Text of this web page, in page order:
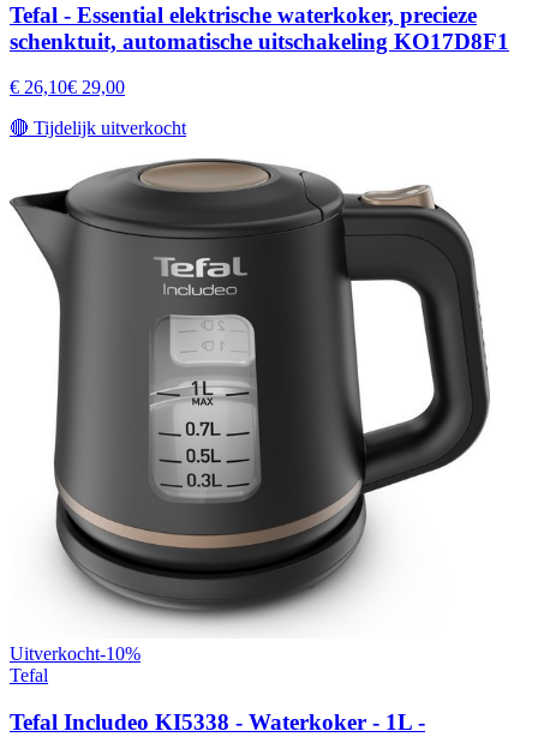
Tefal - Essential elektrische waterkoker, precieze
schenktuit, automatische uitschakeling KO17D8F1
€ 26,10€ 29,00
🔴 Tijdelijk uitverkocht
Uitverkocht-10%
Tefal
Tefal Includeo KI5338 - Waterkoker - 1L -